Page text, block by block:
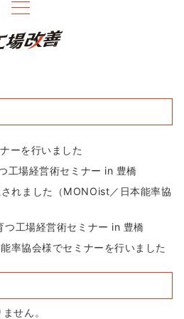
ーを行いました
工場経営術セミナー in 豊橋
れました（MONOist／日本能率協
工場経営術セミナー in 豊橋
率協会様でセミナーを行いました
せん。